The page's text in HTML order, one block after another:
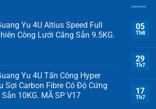
Yu 4U Altius Speed Full
Công Lưới Căng Sẵn 9.5KG.
Yu 4U Tấn Công Hyper
Sợi Carbon Fibre Có Độ Cứng
10KG. MÃ SP V17
05
Th8
29
Th7
17
Th7